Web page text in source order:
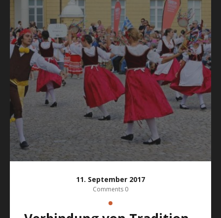
11. September 2017
Comments 0